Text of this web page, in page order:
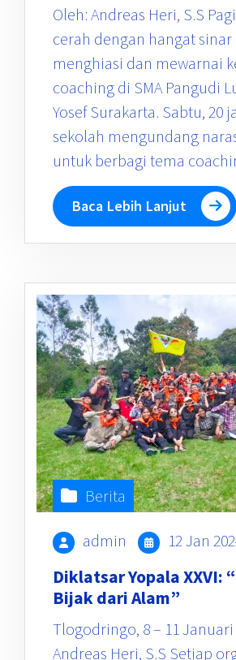
Oleh: Andreas Heri, S.S
cerah dengan hangat
menghiasi dan mewarnai
coaching di SMA Pangudi
Yosef Surakarta. Sabtu, 20
sekolah mengundang
untuk berbagi tema
Baca Lebih Lanjut
Berita
admin 12 Jan
Diklatsar Yopala XXVI:
Bijak dari Alam”
Tlogodringo, 8 – 11 Januari
Andreas Heri, S.S Setiap